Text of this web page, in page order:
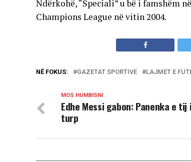
Ndërkohë, “Speciali” u bë i famshëm
Champions League në vitin 2004.
NË FOKUS: GAZETAT SPORTIVE LAJMET E
MOS HUMBISNI
Edhe Messi gabon: Panenka e
turp